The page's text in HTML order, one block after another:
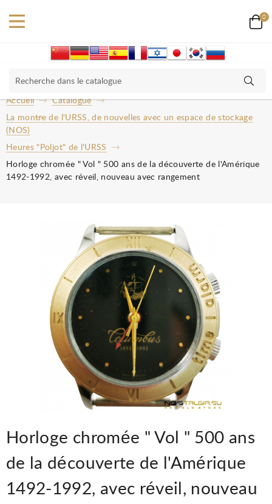
0
Accueil
Catalogue
La montre de l'URSS, de nouvelles avec un espace de stockage
(NOS)
Heures "Poljot" de l'URSS
Horloge chromée " Vol " 500 ans de la découverte de l'Amérique
1492-1992, avec réveil, nouveau avec rangement
Horloge chromée " Vol " 500 ans
de la découverte de l'Amérique
1492-1992, avec réveil, nouveau